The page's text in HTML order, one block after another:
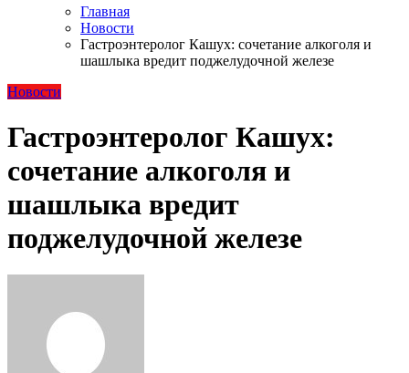
Главная
Новости
Гастроэнтеролог Кашух: сочетание алкоголя и
шашлыка вредит поджелудочной железе
Новости
Гастроэнтеролог Кашух:
сочетание алкоголя и
шашлыка вредит
поджелудочной железе